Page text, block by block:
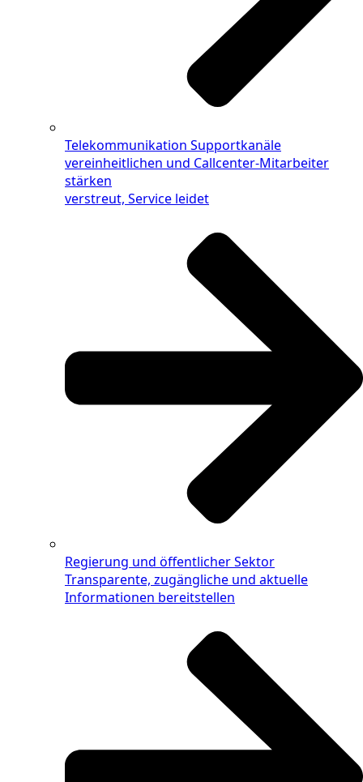
Telekommunikation Supportkanäle
vereinheitlichen und Callcenter-Mitarbeiter
stärken
verstreut, Service leidet
Regierung und öffentlicher Sektor
Transparente, zugängliche und aktuelle
Informationen bereitstellen